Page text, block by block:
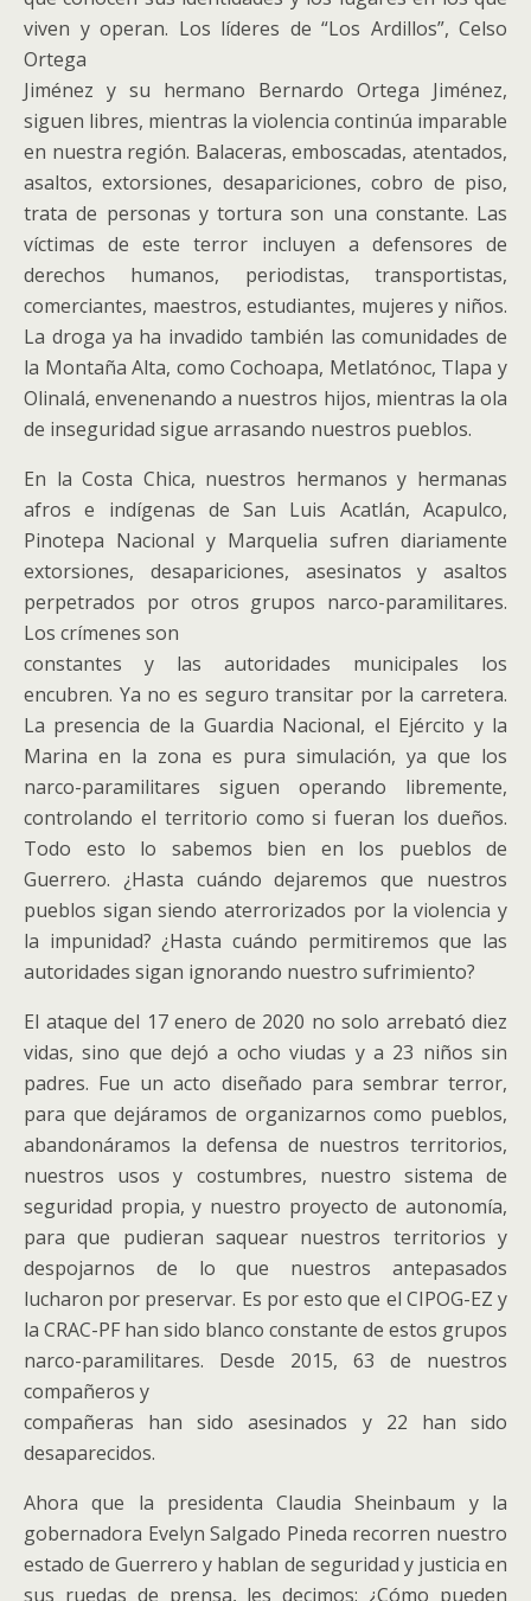
viven y operan. Los líderes de “Los Ardillos”, Celso
Ortega
Jiménez y su hermano Bernardo Ortega Jiménez,
siguen libres, mientras la violencia continúa imparable
en nuestra región. Balaceras, emboscadas, atentados,
asaltos, extorsiones, desapariciones, cobro de piso,
trata de personas y tortura son una constante. Las
víctimas de este terror incluyen a defensores de
derechos humanos, periodistas, transportistas,
comerciantes, maestros, estudiantes, mujeres y niños.
La droga ya ha invadido también las comunidades de
la Montaña Alta, como Cochoapa, Metlatónoc, Tlapa y
Olinalá, envenenando a nuestros hijos, mientras la ola
de inseguridad sigue arrasando nuestros pueblos.
En la Costa Chica, nuestros hermanos y hermanas
afros e indígenas de San Luis Acatlán, Acapulco,
Pinotepa Nacional y Marquelia sufren diariamente
extorsiones, desapariciones, asesinatos y asaltos
perpetrados por otros grupos narco-paramilitares.
Los crímenes son
constantes y las autoridades municipales los
encubren. Ya no es seguro transitar por la carretera.
La presencia de la Guardia Nacional, el Ejército y la
Marina en la zona es pura simulación, ya que los
narco-paramilitares siguen operando libremente,
controlando el territorio como si fueran los dueños.
Todo esto lo sabemos bien en los pueblos de
Guerrero. ¿Hasta cuándo dejaremos que nuestros
pueblos sigan siendo aterrorizados por la violencia y
la impunidad? ¿Hasta cuándo permitiremos que las
autoridades sigan ignorando nuestro sufrimiento?
El ataque del 17 enero de 2020 no solo arrebató diez
vidas, sino que dejó a ocho viudas y a 23 niños sin
padres. Fue un acto diseñado para sembrar terror,
para que dejáramos de organizarnos como pueblos,
abandonáramos la defensa de nuestros territorios,
nuestros usos y costumbres, nuestro sistema de
seguridad propia, y nuestro proyecto de autonomía,
para que pudieran saquear nuestros territorios y
despojarnos de lo que nuestros antepasados
lucharon por preservar. Es por esto que el CIPOG-EZ y
la CRAC-PF han sido blanco constante de estos grupos
narco-paramilitares. Desde 2015, 63 de nuestros
compañeros y
compañeras han sido asesinados y 22 han sido
desaparecidos.
Ahora que la presidenta Claudia Sheinbaum y la
gobernadora Evelyn Salgado Pineda recorren nuestro
estado de Guerrero y hablan de seguridad y justicia en
sus ruedas de prensa, les decimos: ¿Cómo pueden